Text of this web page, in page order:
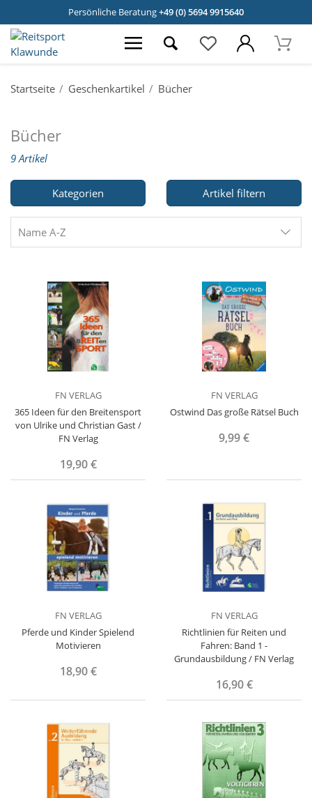
Persönliche Beratung+49 (0) 5694 9915640
Startseite Geschenkartikel Bücher
Bücher
9 Artikel
Kategorien Artikel filtern
Name A-Z
FN VERLAG
365 Ideen für den Breitensport
von Ulrike und Christian Gast /
FN Verlag
19,90 €
FN VERLAG
Ostwind Das große Rätsel Buch
9,99 €
FN VERLAG
Pferde und Kinder Spielend
Motivieren
18,90 €
FN VERLAG
Richtlinien für Reiten und
Fahren: Band 1 -
Grundausbildung / FN Verlag
16,90 €